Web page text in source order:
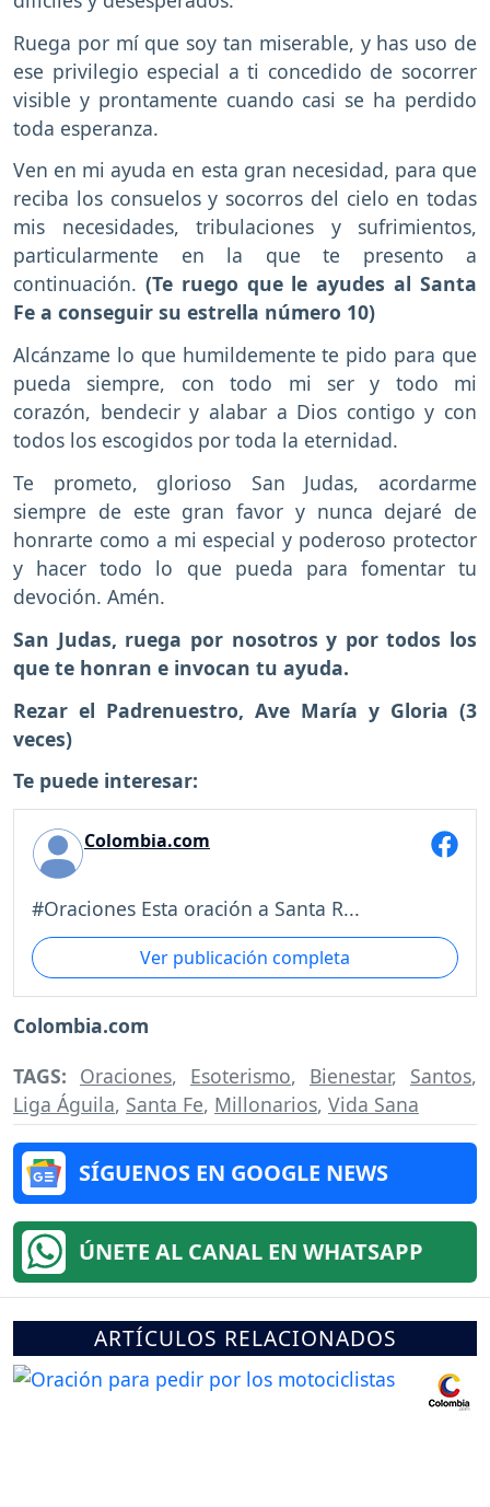
Ruega por mí que soy tan miserable, y has uso de
ese privilegio especial a ti concedido de socorrer
visible y prontamente cuando casi se ha perdido
toda esperanza.
Ven en mi ayuda en esta gran necesidad, para que
reciba los consuelos y socorros del cielo en todas
mis necesidades, tribulaciones y sufrimientos,
particularmente en la que te presento a
continuación. (Te ruego que le ayudes al Santa
Fe a conseguir su estrella número 10)
Alcánzame lo que humildemente te pido para que
pueda siempre, con todo mi ser y todo mi
corazón, bendecir y alabar a Dios contigo y con
todos los escogidos por toda la eternidad.
Te prometo, glorioso San Judas, acordarme
siempre de este gran favor y nunca dejaré de
honrarte como a mi especial y poderoso protector
y hacer todo lo que pueda para fomentar tu
devoción. Amén.
San Judas, ruega por nosotros y por todos los
que te honran e invocan tu ayuda.
Rezar el Padrenuestro, Ave María y Gloria (3
veces)
Te puede interesar:
Colombia.com
#Oraciones Esta oración a Santa R...
Ver publicación completa
Colombia.com
TAGS: Oraciones, Esoterismo, Bienestar, Santos,
Liga Águila, Santa Fe, Millonarios, Vida Sana
SÍGUENOS EN GOOGLE NEWS
ÚNETE AL CANAL EN WHATSAPP
ARTÍCULOS RELACIONADOS